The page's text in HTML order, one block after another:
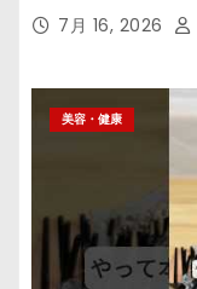
の 7月 16, 2026
美容・健康